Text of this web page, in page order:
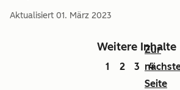
Aktualisiert 01. März 2023
Weitere Inhalte
1 2 3 4
Zur
Seite